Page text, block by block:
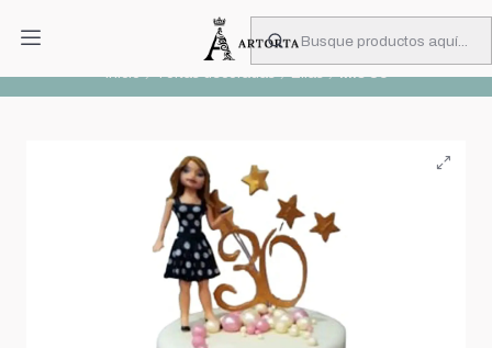
PIDA CON MUCHA ANTICIPACIÓN
Inicio Tortas decoradas Ellas Mis 30